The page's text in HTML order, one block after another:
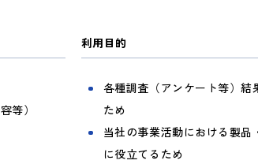
利用目的
等）
各種調査（アンケート等）
ため
当社の事業活動における製
に役立てるため